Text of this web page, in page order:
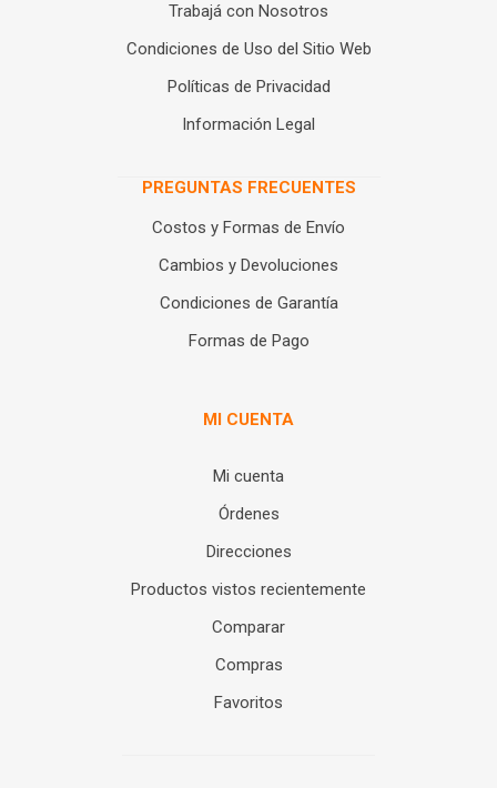
Trabajá con Nosotros
Condiciones de Uso del Sitio Web
Políticas de Privacidad
Información Legal
PREGUNTAS FRECUENTES
Costos y Formas de Envío
Cambios y Devoluciones
Condiciones de Garantía
Formas de Pago
MI CUENTA
Mi cuenta
Órdenes
Direcciones
Productos vistos recientemente
Comparar
Compras
Favoritos